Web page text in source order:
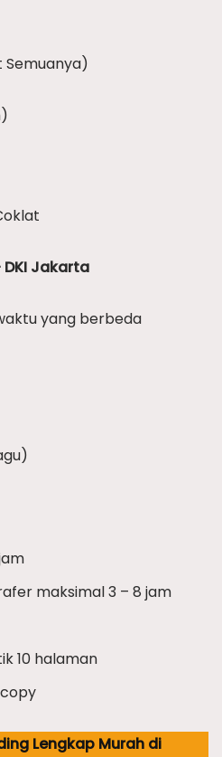
Semuanya)
DKI Jakarta
yang berbeda
maksimal 3 – 8 jam
10 halaman
Lengkap Murah di